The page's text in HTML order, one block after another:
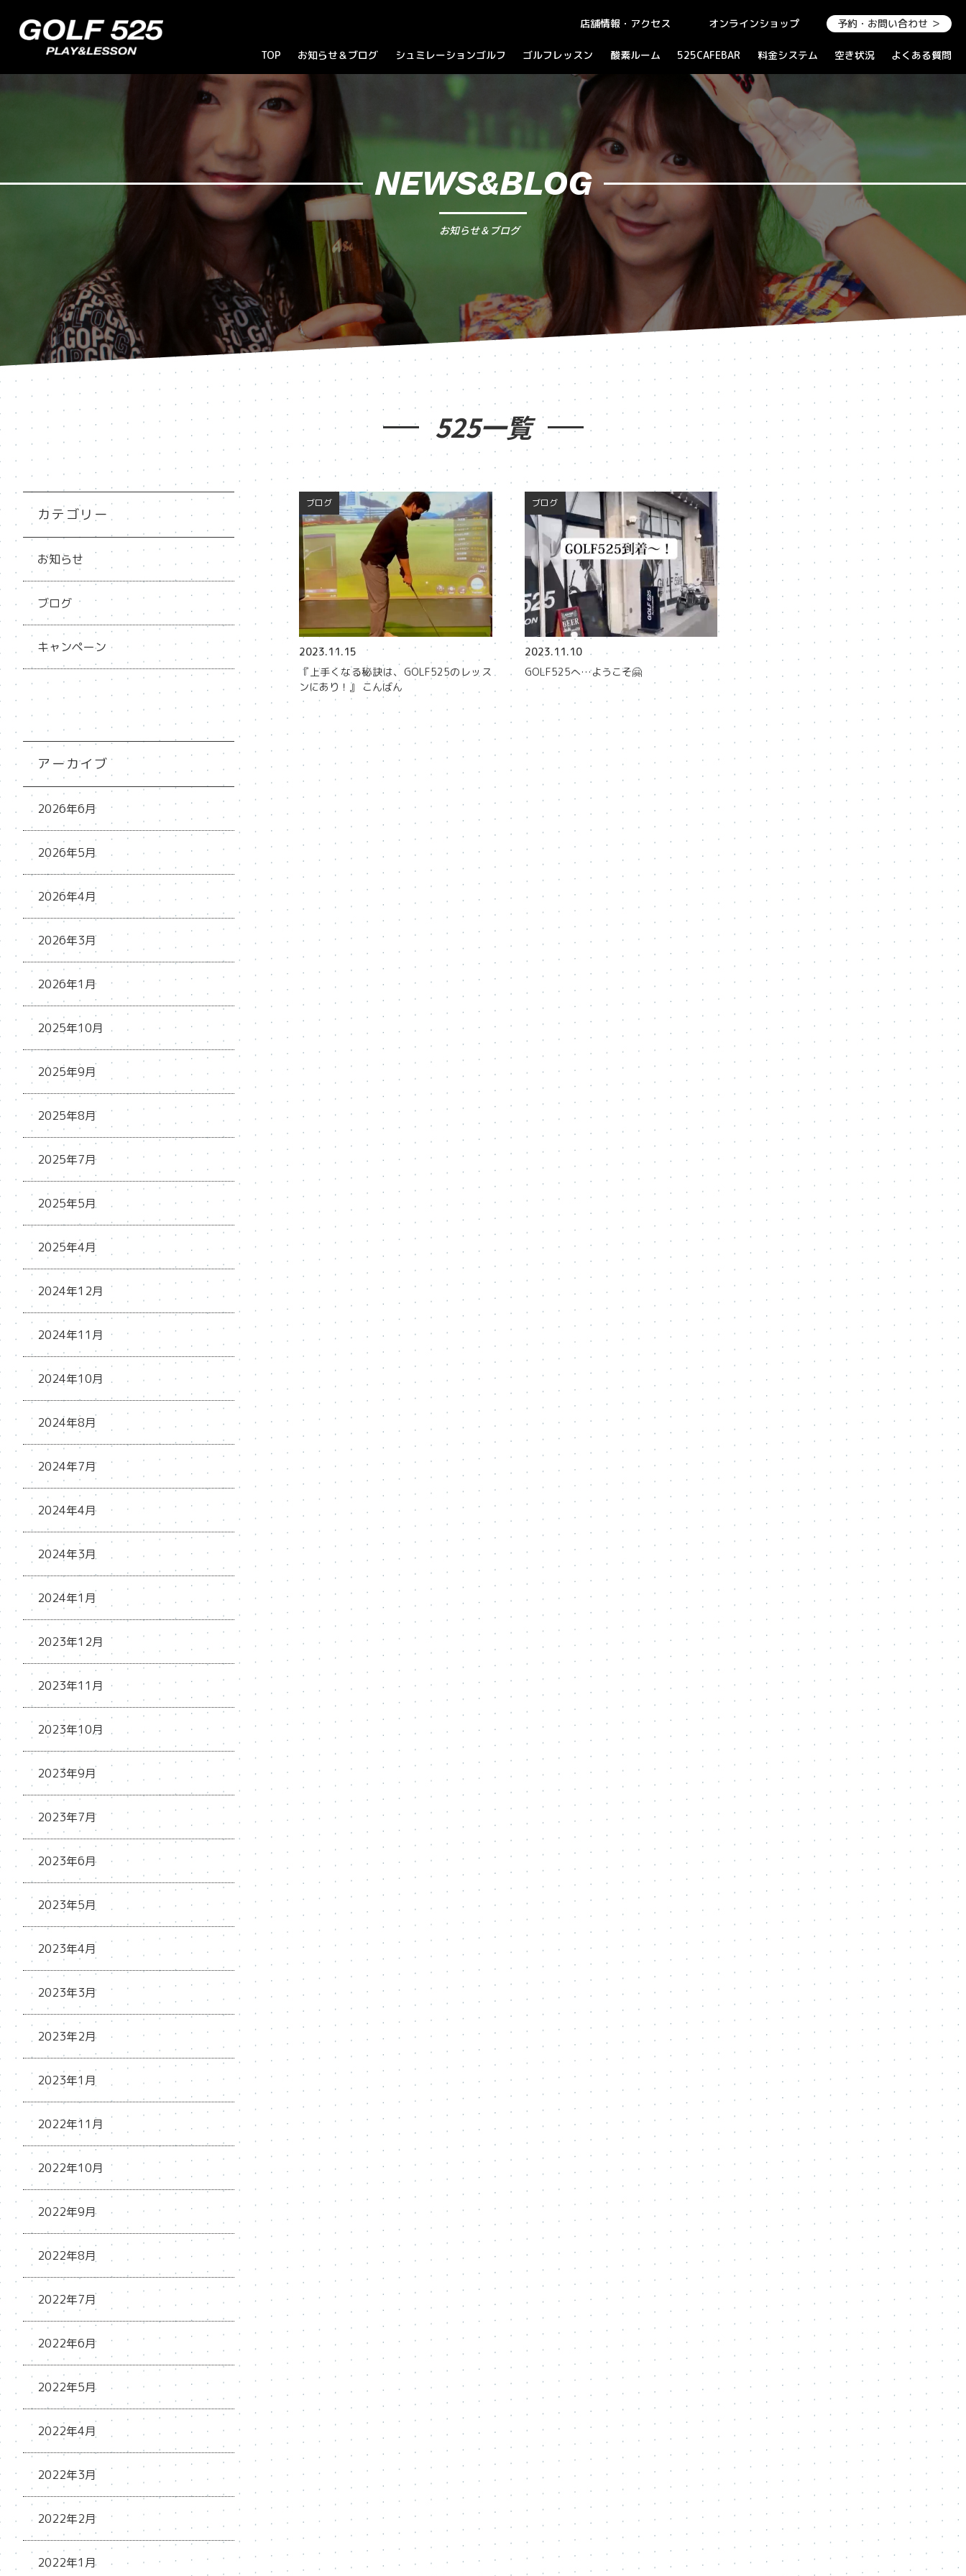
店舗情報・アクセス オンラインショップ 予約・お問い合わせ ＞
TOP お知らせ＆ブログ
お知らせ
キャンペーン
シュミレーションゴルフ
ラウンドプレイ
パーティーコース
ゴルフレッスン 酸素ルーム 525CAFEBAR 料金システム 空き状況 よくある質問
NEWS&BLOG
お知らせ＆ブログ
525一覧
カテゴリー
お知らせ
ブログ
キャンペーン
アーカイブ
2026年6月
2026年5月
2026年4月
2026年3月
2026年1月
2025年10月
2025年9月
2025年8月
2025年7月
2025年5月
2025年4月
2024年12月
2024年11月
2024年10月
2024年8月
2024年7月
2024年4月
2024年3月
2024年1月
2023年12月
2023年11月
2023年10月
2023年9月
2023年7月
2023年6月
2023年5月
2023年4月
2023年3月
2023年2月
2023年1月
2022年11月
2022年10月
2022年9月
2022年8月
2022年7月
2022年6月
2022年5月
2022年4月
2022年3月
2022年2月
2022年1月
ブログ
2023.11.15
『上手くなる秘訣は、GOLF525のレッス
ンにあり！』 こんばん
ブログ
2023.11.10
GOLF525へ…ようこそ🤗